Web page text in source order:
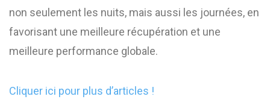
non seulement les nuits, mais aussi les journées, en
favorisant une meilleure récupération et une
meilleure performance globale.
Cliquer ici pour plus d’articles !